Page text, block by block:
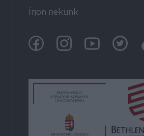
Írjon nekünk